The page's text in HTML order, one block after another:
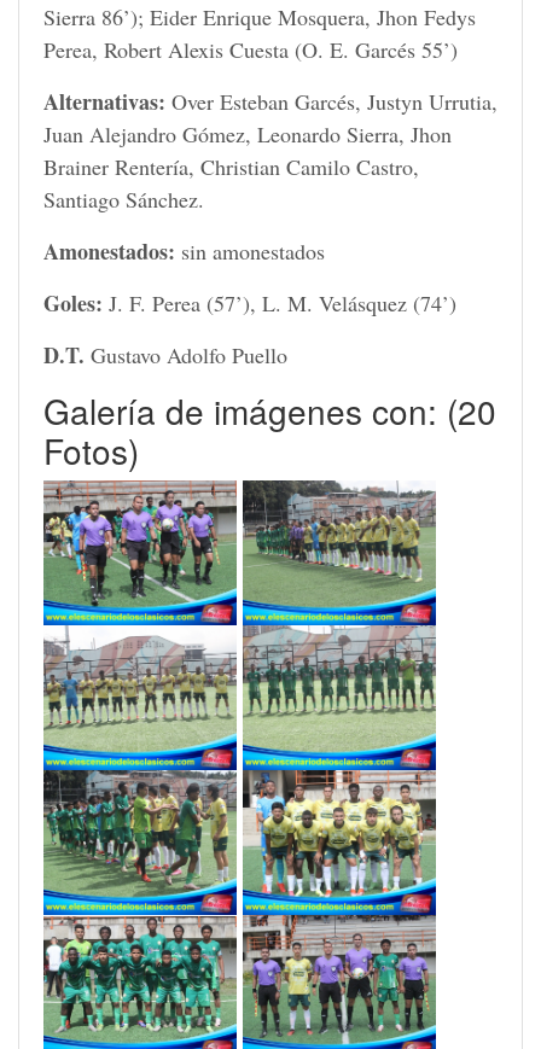
Sierra 86’); Eider Enrique Mosquera, Jhon Fedys
Perea, Robert Alexis Cuesta (O. E. Garcés 55’)
Alternativas: Over Esteban Garcés, Justyn Urrutia,
Juan Alejandro Gómez, Leonardo Sierra, Jhon
Brainer Rentería, Christian Camilo Castro,
Santiago Sánchez.
Amonestados: sin amonestados
Goles: J. F. Perea (57’), L. M. Velásquez (74’)
D.T. Gustavo Adolfo Puello
Galería de imágenes con: (20
Fotos)